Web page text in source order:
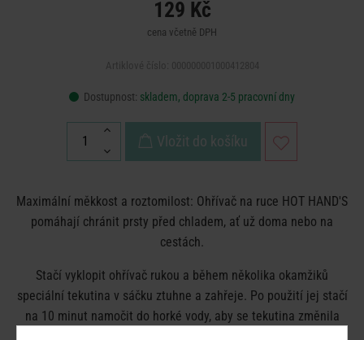
129 Kč
cena včetně DPH
Dostupnost: skladem, doprava 2-5 pracovní dny
Vložit do košíku
Maximální měkkost a roztomilost: Ohřívač na ruce HOT HAND'S
pomáhají chránit prsty před chladem, ať už doma nebo na
cestách.
Stačí vyklopit ohřívač rukou a během několika okamžiků
speciální tekutina v sáčku ztuhne a zahřeje. Po použití jej stačí
na 10 minut namočit do horké vody, aby se tekutina změnila